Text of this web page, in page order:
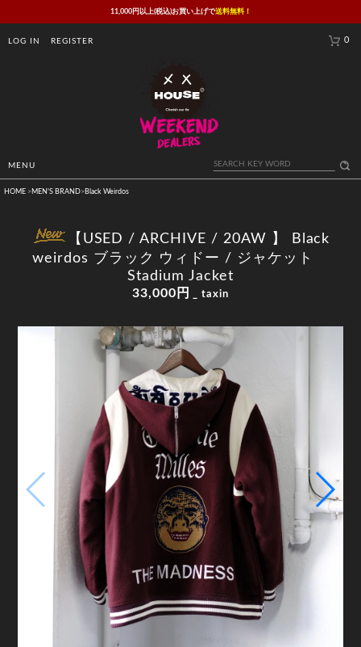
11,000円以上(税込)お買い上げで送料無料！
LOG IN REGISTER 0
MENU
HOME > MEN'S BRAND> Black Weirdos
【USED / ARCHIVE / 20AW 】 Black
weirdos ブラック ウィドー / ジャケット
Stadium Jacket
33,000円 _ taxin